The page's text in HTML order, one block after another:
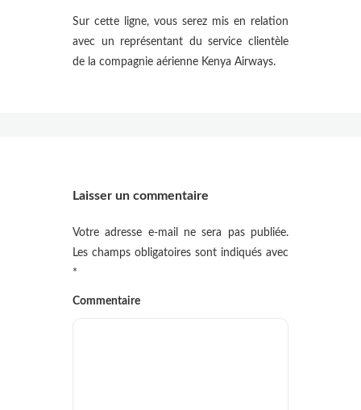
Sur cette ligne, vous serez mis en relation
avec un représentant du service clientèle
de la compagnie aérienne Kenya Airways.
Laisser un commentaire
Votre adresse e-mail ne sera pas publiée.
Les champs obligatoires sont indiqués avec
*
Commentaire